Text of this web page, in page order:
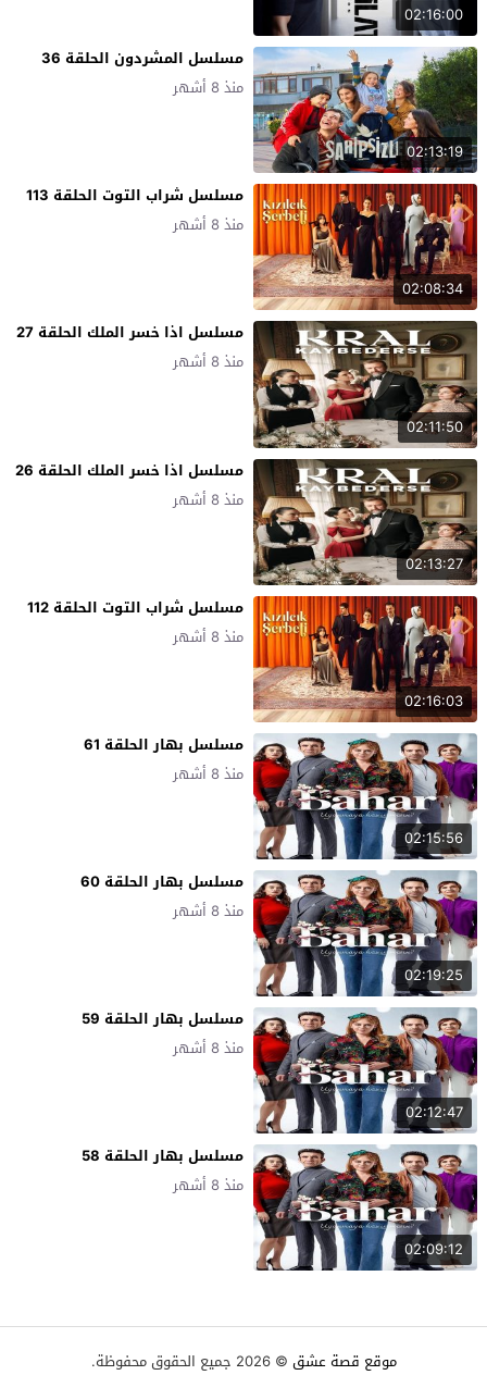
02:16:00
02:13:19
مسلسل المشردون الحلقة 36
منذ 8 أشهر
02:08:34
مسلسل شراب التوت الحلقة 113
منذ 8 أشهر
02:11:50
مسلسل اذا خسر الملك الحلقة 27
منذ 8 أشهر
02:13:27
مسلسل اذا خسر الملك الحلقة 26
منذ 8 أشهر
02:16:03
مسلسل شراب التوت الحلقة 112
منذ 8 أشهر
02:15:56
مسلسل بهار الحلقة 61
منذ 8 أشهر
02:19:25
مسلسل بهار الحلقة 60
منذ 8 أشهر
02:12:47
مسلسل بهار الحلقة 59
منذ 8 أشهر
02:09:12
مسلسل بهار الحلقة 58
منذ 8 أشهر
موقع قصة عشق © 2026 جميع الحقوق محفوظة.